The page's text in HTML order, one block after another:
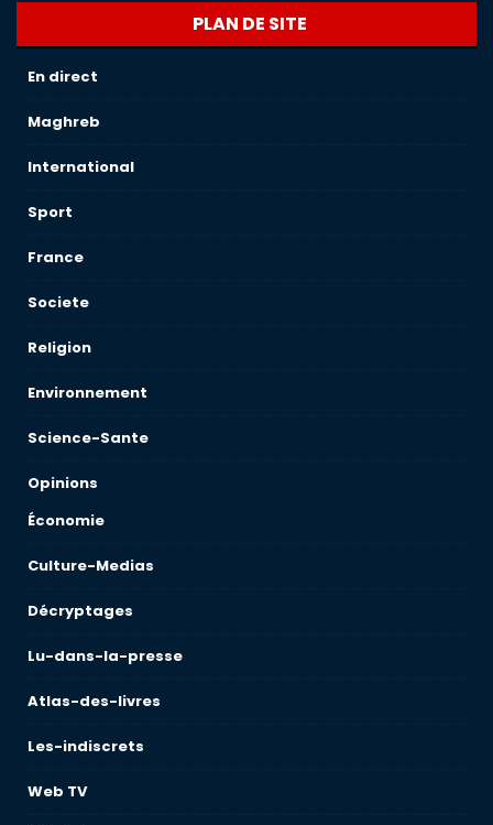
PLAN DE SITE
En direct
Maghreb
International
Sport
France
Societe
Religion
Environnement
Science-Sante
Opinions
Économie
Culture-Medias
Décryptages
Lu-dans-la-presse
Atlas-des-livres
Les-indiscrets
Web TV